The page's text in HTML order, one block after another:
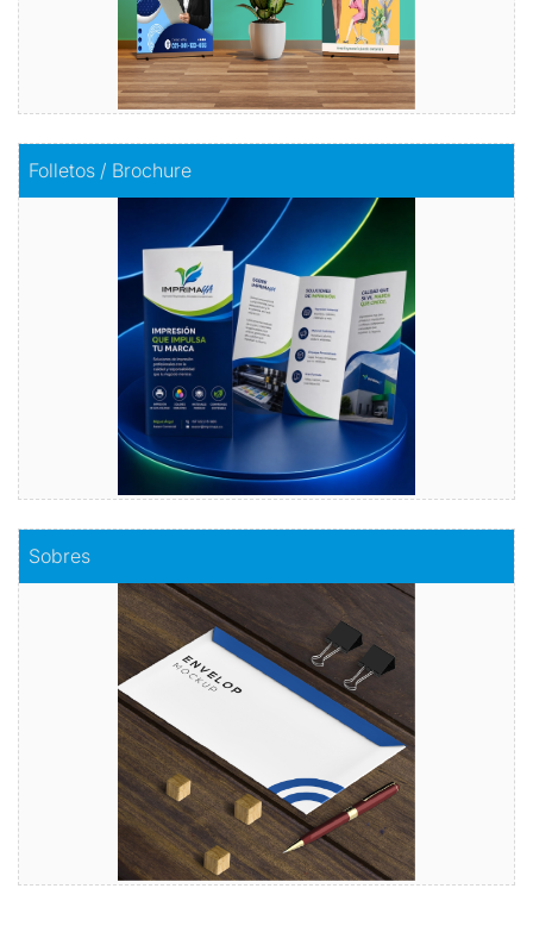
Folletos / Brochure
Impacta con información
Comprar
Comprar
Sobres
Envuelve tu mensaje con sobres de calidad
Comprar
Comprar